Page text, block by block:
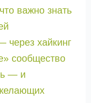
важно знать
хайкинг
сообщество
— и